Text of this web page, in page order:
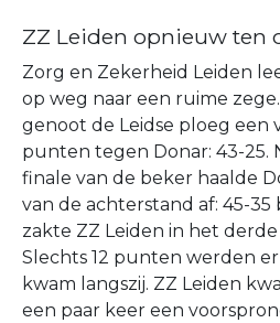
ZZ Leiden opnieuw ten
Zorg en Zekerheid Leiden
op weg naar een ruime
genoot de Leidse ploeg een
punten tegen Donar: 43-25.
finale van de beker haalde
van de achterstand af: 45-35
zakte ZZ Leiden in het
Slechts 12 punten werden
kwam langszij. ZZ Leiden
een paar keer een